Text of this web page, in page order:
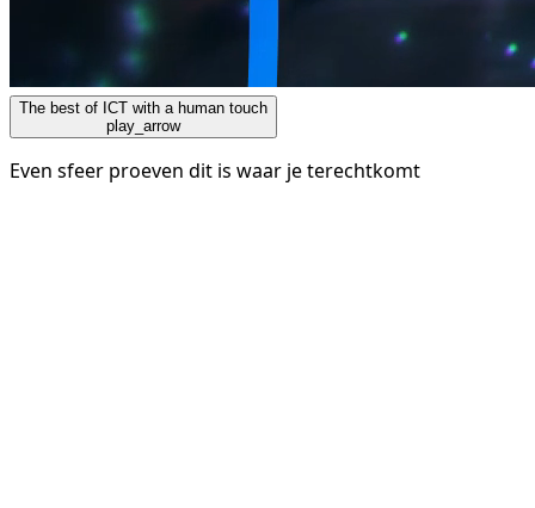
The best of ICT with a human touch
play_arrow
Even sfeer proeven dit is waar je terechtkomt